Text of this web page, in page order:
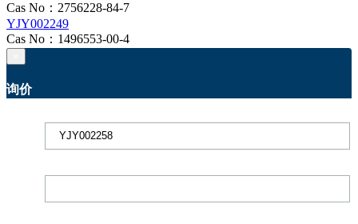
Cas No：2756228-84-7
YJY002249
Cas No：1496553-00-4
询价